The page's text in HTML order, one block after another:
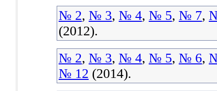
№ 2, № 3, № 4, № 5, № 7,
(2012).
№ 2, № 3, № 4, № 5, № 6,
№ 12 (2014).